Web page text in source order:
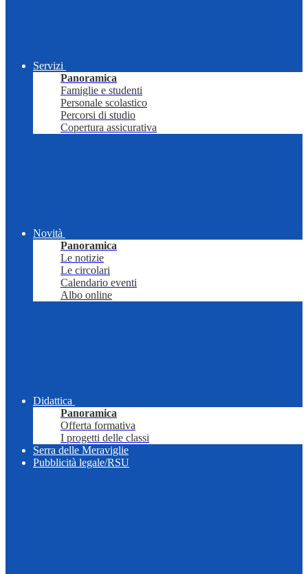
Servizi
Panoramica
Famiglie e studenti
Personale scolastico
Percorsi di studio
Copertura assicurativa
Novità
Panoramica
Le notizie
Le circolari
Calendario eventi
Albo online
Didattica
Panoramica
Offerta formativa
I progetti delle classi
Serra delle Meraviglie
Pubblicità legale/RSU